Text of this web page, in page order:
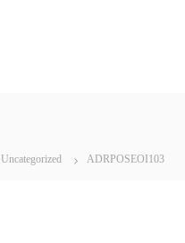
Uncategorized ADRPOSEOI103